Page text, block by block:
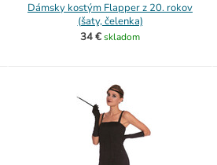
Dámsky kostým Flapper z 20. rokov
(šaty, čelenka)
34 €skladom